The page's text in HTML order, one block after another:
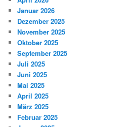
Januar 2026
Dezember 2025
November 2025
Oktober 2025
September 2025
Juli 2025
Juni 2025
Mai 2025
April 2025
März 2025
Februar 2025